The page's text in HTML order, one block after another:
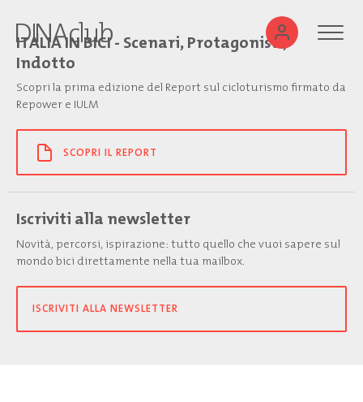
ITALIA IN BICI - Scenari, Protagonisti,
Indotto
Scopri la prima edizione del Report sul cicloturismo firmato da
Repower e IULM
SCOPRI IL REPORT
Iscriviti alla newsletter
Novità, percorsi, ispirazione: tutto quello che vuoi sapere sul
mondo bici direttamente nella tua mailbox.
ISCRIVITI ALLA NEWSLETTER